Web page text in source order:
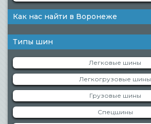
Как нас найти в Воронеже
Типы шин
Легковые шины
Легкогрузовые шины
Грузовые шины
Спецшины